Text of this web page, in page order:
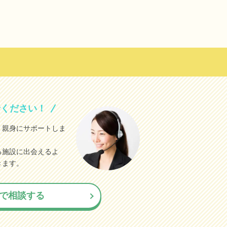
ださい！
身にサポートしま
設に出会えるよ
ます。
相談する